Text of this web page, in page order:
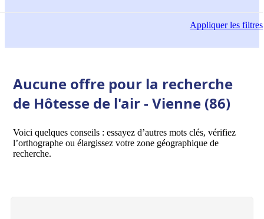
Appliquerles filtres
Aucune offre pour la recherche
de Hôtesse de l'air - Vienne (86)
Voici quelques conseils : essayez d’autres mots clés, vérifiez
l’orthographe ou élargissez votre zone géographique de
recherche.